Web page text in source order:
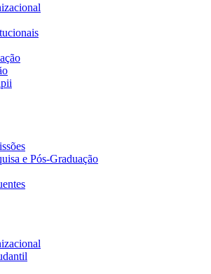
e Pós-Graduação